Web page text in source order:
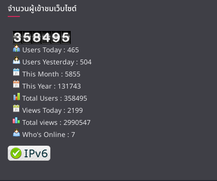
จำนวนผู้เข้าชมเว็บไซต์
Users Today : 465
Users Yesterday : 504
This Month : 5855
This Year : 131743
Total Users : 358495
Views Today : 2199
Total views : 2990547
Who's Online : 7